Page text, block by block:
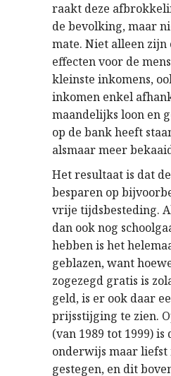
raakt deze
de bevolking, maar
mate. Niet alleen zijn
effecten voor de
kleinste inkomens,
inkomen enkel
maandelijks loon en
op de bank heeft
alsmaar meer
Het resultaat is dat
besparen op
vrije tijdsbesteding.
dan ook nog
hebben is het
geblazen, want
zogezegd gratis is
geld, is er ook daar
prijsstijging te zien.
(van 1989 tot 1999)
onderwijs maar liefst
gestegen, en dit